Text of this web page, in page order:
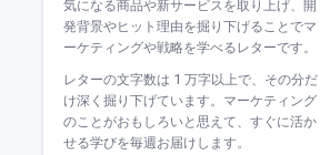
気になる商品や新サービスを取り上げ、開
発背景やヒット理由を掘り下げることでマ
ーケティングや戦略を学べるレターです。
レターの文字数は 1 万字以上で、その分だ
け深く掘り下げています。マーケティング
のことがおもしろいと思えて、すぐに活か
せる学びを毎週お届けします。